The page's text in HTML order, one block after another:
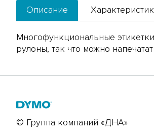
Описание
Многофункциональные
рулоны, так что можно
© Группа компаний «ДНА»